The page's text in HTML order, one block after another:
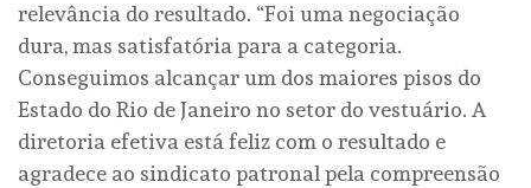
relevância do resultado. “Foi uma negociação
dura, mas satisfatória para a categoria.
Conseguimos alcançar um dos maiores pisos do
Estado do Rio de Janeiro no setor do vestuário. A
diretoria efetiva está feliz com o resultado e
agradece ao sindicato patronal pela compreensão